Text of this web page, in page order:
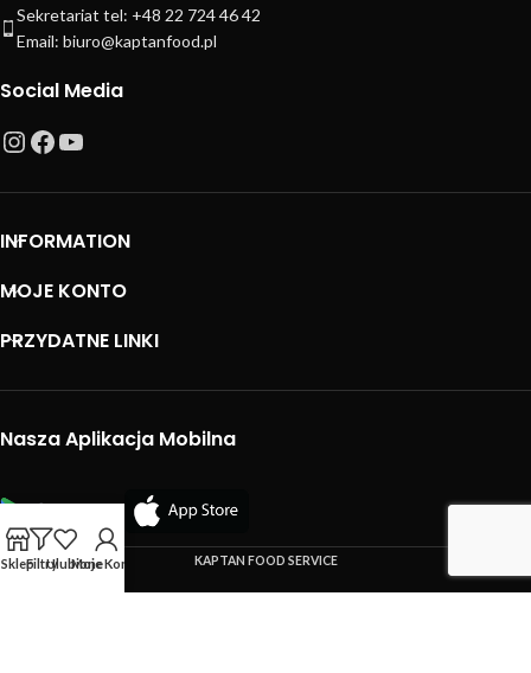
Sekretariat tel: +48 22 724 46 42
Email: biuro@kaptanfood.pl
Social Media
INFORMATION
MOJE KONTO
PRZYDATNE LINKI
Nasza Aplikacja Mobilna
KAPTAN FOOD SERVICE
SklepFiltryUlubione
Moje Konto